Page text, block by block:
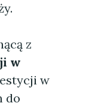
z
w
w
do